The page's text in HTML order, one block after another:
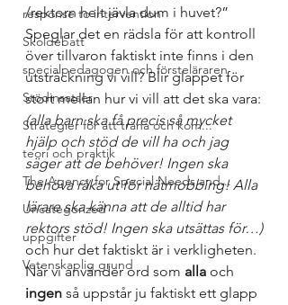
response to intervention
Skoldebatt
specialpedagogen och försteläraren
Stödinsatser
Strategier för att träna och kom...
teori och praktik
The Agency for Special Needs and...
Uncategorized
uppgifter
Vetenskaplig grund
/rektorn helt jävla dum i huvet?”
Speglar det en rädsla för att kontroll
över tillvaron faktiskt inte finns i den
utsträckning vi vill? Blir glappet för
stort mellan hur vi vill att det ska vara:
(alla barn ska få precis så mycket
hjälp och stöd de vill ha och jag
säger att de behöver! Ingen ska
behöva råka ut för nätmobbing! Alla
lärare ska känna att de alltid har
rektors stöd! Ingen ska utsättas för…)
och hur det faktiskt är i verkligheten.
När vi använder ord som alla och
ingen så uppstår ju faktiskt ett glapp